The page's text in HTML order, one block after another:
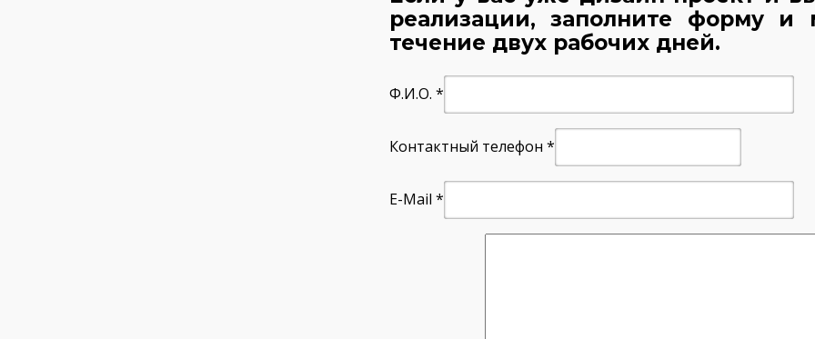
реализации, заполните форму
течение двухрабочих дней.
Ф.И.О. *
Контактный телефон *
E-Mail *